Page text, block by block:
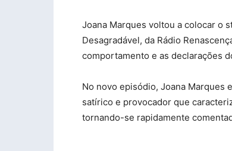
Joana Marques voltou a colocar o
Desagradável, da Rádio
comportamento e as declarações
No novo episódio, Joana Marques
satírico e provocador que
tornando-se rapidamente